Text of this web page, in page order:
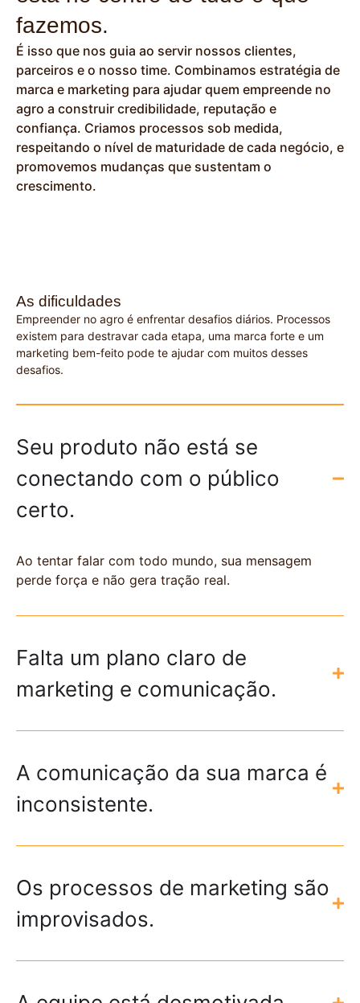
fazemos.
É isso que nos guia ao servir nossos clientes,
parceiros e o nosso time. Combinamos estratégia de
marca e marketing para ajudar quem empreende no
agro a construir credibilidade, reputação e
confiança. Criamos processos sob medida,
respeitando o nível de maturidade de cada negócio, e
promovemos mudanças que sustentam o
crescimento.
As dificuldades
Empreender no agro é enfrentar desafios diários. Processos
existem para destravar cada etapa, uma marca forte e um
marketing bem-feito pode te ajudar com muitos desses
desafios.
Seu produto não está se
conectando com o público
certo.
Ao tentar falar com todo mundo, sua mensagem
perde força e não gera tração real.
Falta um plano claro de
marketing e comunicação.
A comunicação da sua marca é
inconsistente.
Os processos de marketing são
improvisados.